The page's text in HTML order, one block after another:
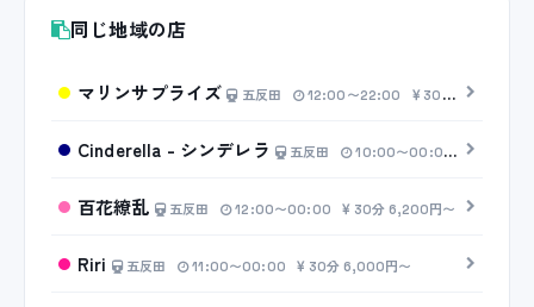
同じ地域の店
マリンサプライズ 五反田 12:00〜22:00 30分 6,200円〜
Cinderella - シンデレラ 五反田 10:00〜00:00 30分
百花繚乱 五反田 12:00〜00:00 30分 6,200円〜
Riri 五反田 11:00〜00:00 30分 6,000円〜